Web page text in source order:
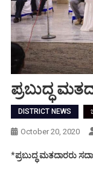
ಪ್ರಬುದ್ಧ
DISTRICT NEWS
October 20, 2020
*ಪ್ರಬುದ್ಧ ಮತದಾರರು